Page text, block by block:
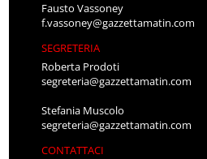
Fausto Vassoney
f.vassoney@gazzettamatin.com
SEGRETERIA
Roberta Prodoti
segreteria@gazzettamatin.com
Stefania Muscolo
segreteria@gazzettamatin.com
CONTATTACI